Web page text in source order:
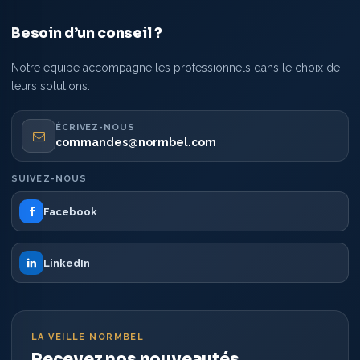
Besoin d’un conseil ?
Notre équipe accompagne les professionnels dans le choix de
leurs solutions.
ÉCRIVEZ-NOUS
commandes@normbel.com
SUIVEZ-NOUS
Facebook
LinkedIn
LA VEILLE NORMBEL